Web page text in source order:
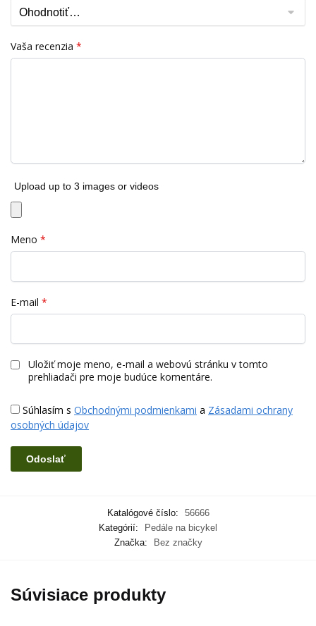
Vaša recenzia *
Upload up to 3 images or videos
Meno *
E-mail *
Uložiť moje meno, e-mail a webovú stránku v tomto
prehliadači pre moje budúce komentáre.
Súhlasím s Obchodnými podmienkami a Zásadami ochrany
osobných údajov
Katalógové číslo:
56666
Kategórií:
Pedále na bicykel
Značka:
Bez značky
Súvisiace produkty